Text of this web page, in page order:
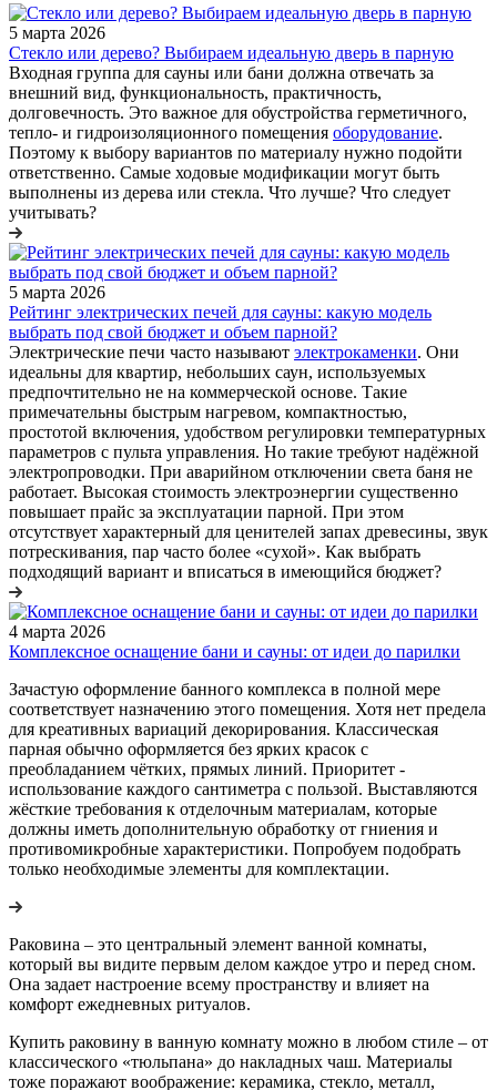
5 марта 2026
Стекло или дерево? Выбираем идеальную дверь в парную
Входная группа для сауны или бани должна отвечать за
внешний вид, функциональность, практичность,
долговечность. Это важное для обустройства герметичного,
тепло- и гидроизоляционного помещения оборудование.
Поэтому к выбору вариантов по материалу нужно подойти
ответственно. Самые ходовые модификации могут быть
выполнены из дерева или стекла. Что лучше? Что следует
учитывать?
5 марта 2026
Рейтинг электрических печей для сауны: какую модель
выбрать под свой бюджет и объем парной?
Электрические печи часто называют электрокаменки. Они
идеальны для квартир, небольших саун, используемых
предпочтительно не на коммерческой основе. Такие
примечательны быстрым нагревом, компактностью,
простотой включения, удобством регулировки температурных
параметров с пульта управления. Но такие требуют надёжной
электропроводки. При аварийном отключении света баня не
работает. Высокая стоимость электроэнергии существенно
повышает прайс за эксплуатации парной. При этом
отсутствует характерный для ценителей запах древесины, звук
потрескивания, пар часто более «сухой». Как выбрать
подходящий вариант и вписаться в имеющийся бюджет?
4 марта 2026
Комплексное оснащение бани и сауны: от идеи до парилки
Зачастую оформление банного комплекса в полной мере
соответствует назначению этого помещения. Хотя нет предела
для креативных вариаций декорирования. Классическая
парная обычно оформляется без ярких красок с
преобладанием чётких, прямых линий. Приоритет -
использование каждого сантиметра с пользой. Выставляются
жёсткие требования к отделочным материалам, которые
должны иметь дополнительную обработку от гниения и
противомикробные характеристики. Попробуем подобрать
только необходимые элементы для комплектации.
Раковина – это центральный элемент ванной комнаты,
который вы видите первым делом каждое утро и перед сном.
Она задает настроение всему пространству и влияет на
комфорт ежедневных ритуалов.
Купить раковину в ванную комнату можно в любом стиле – от
классического «тюльпана» до накладных чаш. Материалы
тоже поражают воображение: керамика, стекло, металл,